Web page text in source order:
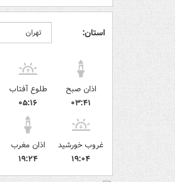
استان:
اذان صبح
۰۳:۴۱
طلوع آفتاب
۰۵:۱۶
غروب خورشید
۱۹:۰۴
اذان مغرب
۱۹:۲۴